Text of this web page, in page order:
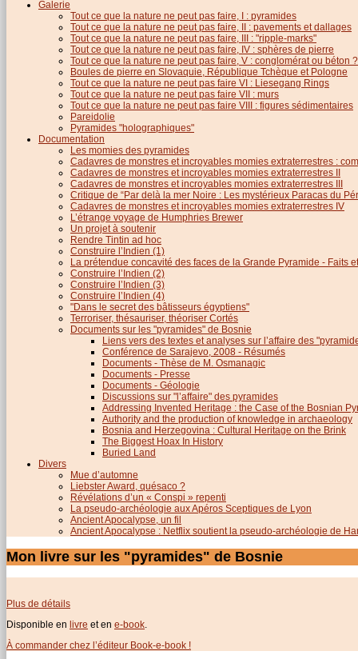
Galerie
Tout ce que la nature ne peut pas faire, I : pyramides
Tout ce que la nature ne peut pas faire, II : pavements et dallages
Tout ce que la nature ne peut pas faire, III : "ripple-marks"
Tout ce que la nature ne peut pas faire, IV : sphères de pierre
Tout ce que la nature ne peut pas faire, V : conglomérat ou béton ?
Boules de pierre en Slovaquie, République Tchèque et Pologne
Tout ce que la nature ne peut pas faire VI : Liesegang Rings
Tout ce que la nature ne peut pas faire VII : murs
Tout ce que la nature ne peut pas faire VIII : figures sédimentaires
Pareidolie
Pyramides "holographiques"
Documentation
Les momies des pyramides
Cadavres de monstres et incroyables momies extraterrestres :
Cadavres de monstres et incroyables momies extraterrestres II
Cadavres de monstres et incroyables momies extraterrestres III
Critique de “Par delà la mer Noire : Les mystérieux Paracas du
Cadavres de monstres et incroyables momies extraterrestres IV
L’étrange voyage de Humphries Brewer
Un projet à soutenir
Rendre Tintin ad hoc
Construire l’Indien (1)
La prétendue concavité des faces de la Grande Pyramide - Faits
Construire l’Indien (2)
Construire l’Indien (3)
Construire l’Indien (4)
"Dans le secret des bâtisseurs égyptiens"
Terroriser, thésauriser, théoriser Cortés
Documents sur les "pyramides" de Bosnie
Liens vers des textes et analyses sur l’affaire des
Conférence de Sarajevo, 2008 - Résumés
Documents - Thèse de M. Osmanagic
Documents - Presse
Documents - Géologie
Discussions sur "l’affaire" des pyramides
Addressing Invented Heritage : the Case of the Bosnian
Authority and the production of knowledge in archaeology
Bosnia and Herzegovina : Cultural Heritage on the Brink
The Biggest Hoax In History
Buried Land
Divers
Mue d’automne
Liebster Award, quésaco ?
Révélations d’un « Conspi » repenti
La pseudo-archéologie aux Apéros Sceptiques de Lyon
Ancient Apocalypse, un fil
Ancient Apocalypse : Netflix soutient la pseudo-archéologie de
Mon livre sur les "pyramides" de Bosnie
Plus de détails
Disponible en livre et en e-book
À commander chez l’éditeur Book-e-book !